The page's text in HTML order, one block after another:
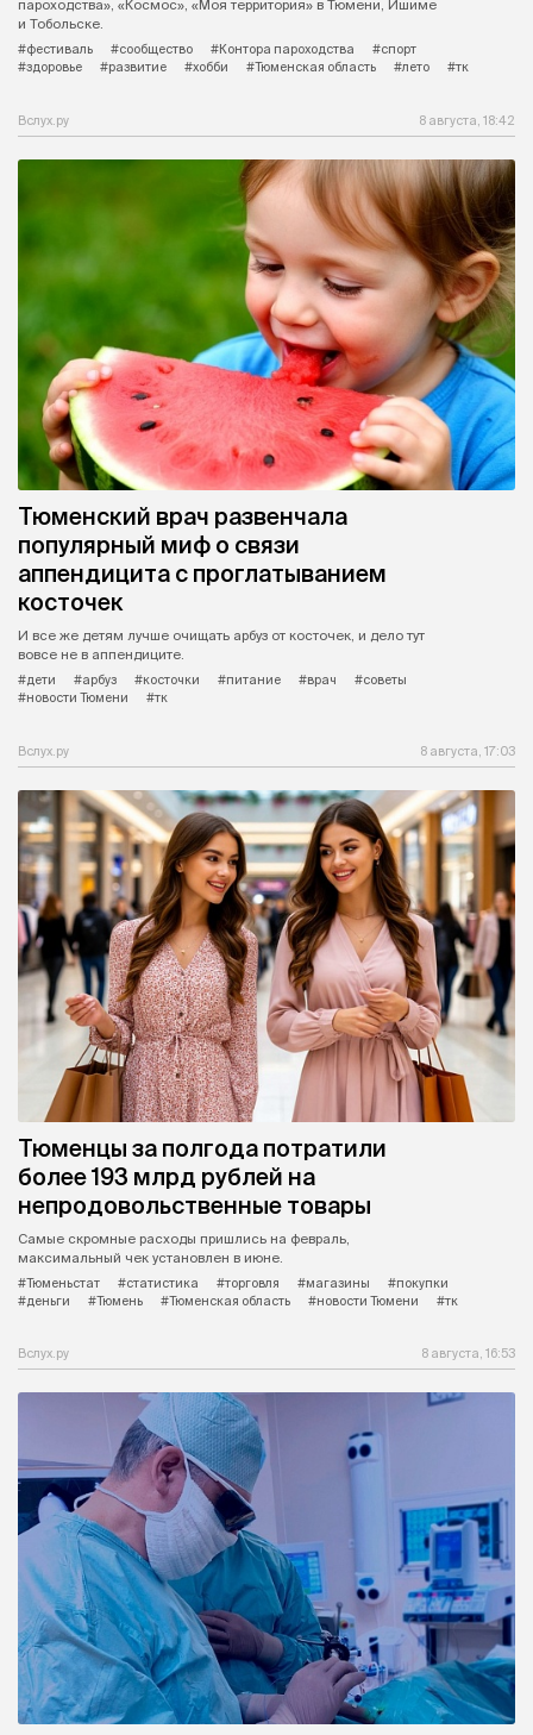
пароходства», «Космос», «Моя территория» в Тюмени, Ишиме
и Тобольске.
#фестиваль
#сообщество #Контора пароходства
#спорт
#здоровье
#развитие #хобби #Тюменская область #лето #тк
Вслух.ру 8 августа, 18:42
Тюменский врач развенчала
популярный миф о связи
аппендицита с проглатыванием
косточек
И все же детям лучше очищать арбуз от косточек, и дело тут
вовсе не в аппендиците.
#дети
#арбуз #косточки #питание #врач
#советы
#новости Тюмени
#тк
Вслух.ру 8 августа, 17:03
Тюменцы за полгода потратили
более 193 млрд рублей на
непродовольственные товары
Самые скромные расходы пришлись на февраль,
максимальный чек установлен в июне.
#Тюменьстат
#статистика #торговля #магазины
#покупки
#деньги
#Тюмень #Тюменская область #новости Тюмени #тк
Вслух.ру 8 августа, 16:53